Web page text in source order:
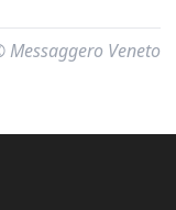
Veneto